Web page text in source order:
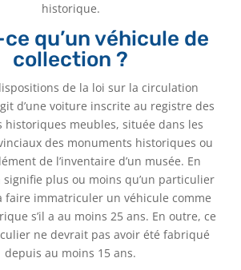
historique.
ce qu’un véhicule de
collection ?
de la loi sur la circulation
d’une voiture inscrite au registre des
historiques meubles, située dans les
des monuments historiques ou
de l’inventaire d’un musée. En
plus ou moins qu’un particulier
faire immatriculer un véhicule comme
s’il a au moins 25 ans. En outre, ce
ne devrait pas avoir été fabriqué
depuis au moins 15 ans.